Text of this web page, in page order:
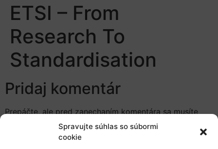
Spravujte súhlas so súbormi
cookie
ETSI – From
Research To
Standardisation
Pridaj komentár
Prepáčte, ale pred zanechaním komentára sa musíte